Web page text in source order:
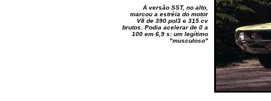
A versão SST, no alto,
marcou a estréia do motor
V8 de 390 pol3 e 315 cv
brutos. Podia acelerar de 0 a
100 em 6,9 s: um legítimo
"musculoso"